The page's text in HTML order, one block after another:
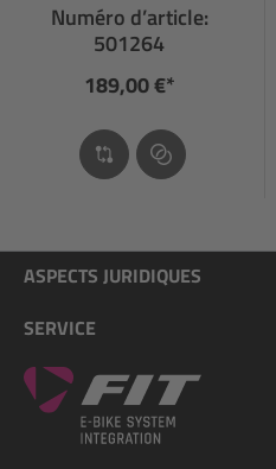
Numéro d’article:
501264
189,00 €*
ASPECTS JURIDIQUES
SERVICE